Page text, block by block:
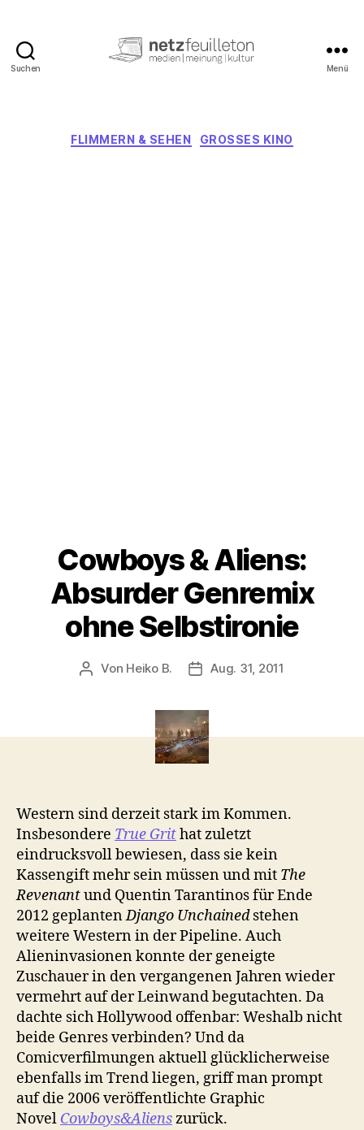
Suchen Menü
Kategorien
FLIMMERN & SEHEN GROSSES KINO
Cowboys & Aliens:
Absurder Genremix
ohne Selbstironie
Beitragsautor
Von Heiko B. Veröffentlichungsdatum
Aug. 31, 2011
Western sind derzeit stark im Kommen.
Insbesondere True Grithat zuletzt
eindrucksvoll bewiesen, dass sie kein
Kassengift mehr sein müssen und mit The
Revenantund Quentin Tarantinos für Ende
2012 geplantenDjango Unchainedstehen
weitere Western in der Pipeline. Auch
Alieninvasionen konnte der geneigte
Zuschauer in den vergangenen Jahren wieder
vermehrt auf der Leinwand begutachten. Da
dachte sich Hollywood offenbar: Weshalb nicht
beide Genres verbinden? Und da
Comicverfilmungen aktuell glücklicherweise
ebenfalls im Trend liegen, griff man prompt
auf die 2006 veröffentlichte Graphic
Novel Cowboys&Alienszurück.